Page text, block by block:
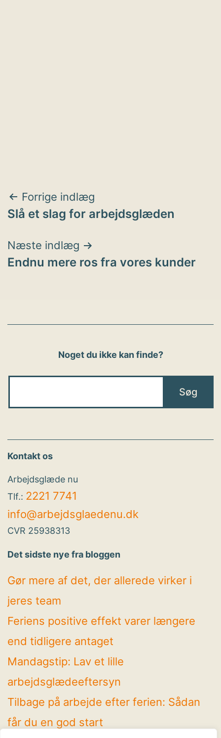
Indlægsnavigation
Forrige indlæg
Slå et slag for arbejdsglæden
Næste indlæg
Endnu mere ros fra vores kunder
Noget du ikke kan finde?
Kontakt os
Arbejdsglæde nu
Tlf.: 2221 7741
info@arbejdsglaedenu.dk
CVR 25938313
Det sidste nye fra bloggen
Gør mere af det, der allerede virker i
jeres team
Feriens positive effekt varer længere
end tidligere antaget
Mandagstip: Lav et lille
arbejdsglædeeftersyn
Tilbage på arbejde efter ferien: Sådan
får du en god start